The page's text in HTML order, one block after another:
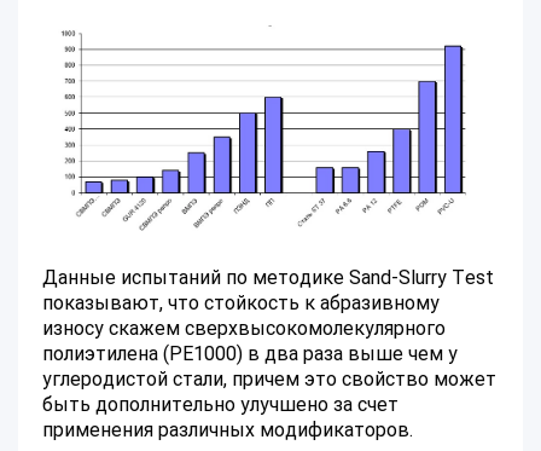
Данные испытаний по методике Sand-Slurry Test
показывают, что стойкость к абразивному
износу скажем сверхвысокомолекулярного
полиэтилена (PE1000) в два раза выше чем у
углеродистой стали, причем это свойство может
быть дополнительно улучшено за счет
применения различных модификаторов.